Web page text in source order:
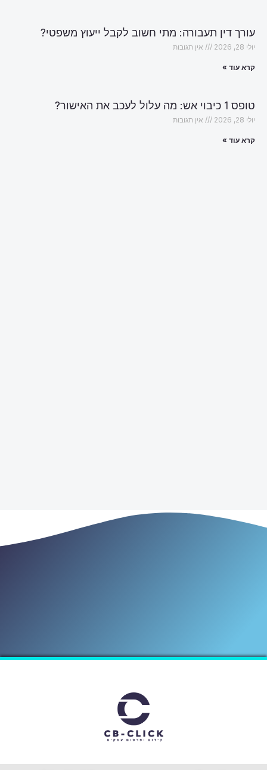
עורך דין תעבורה: מתי חשוב לקבל ייעוץ משפטי?
יולי 28, 2026 אין תגובות
קרא עוד »
טופס 1 כיבוי אש: מה עלול לעכב את האישור?
יולי 28, 2026 אין תגובות
קרא עוד »